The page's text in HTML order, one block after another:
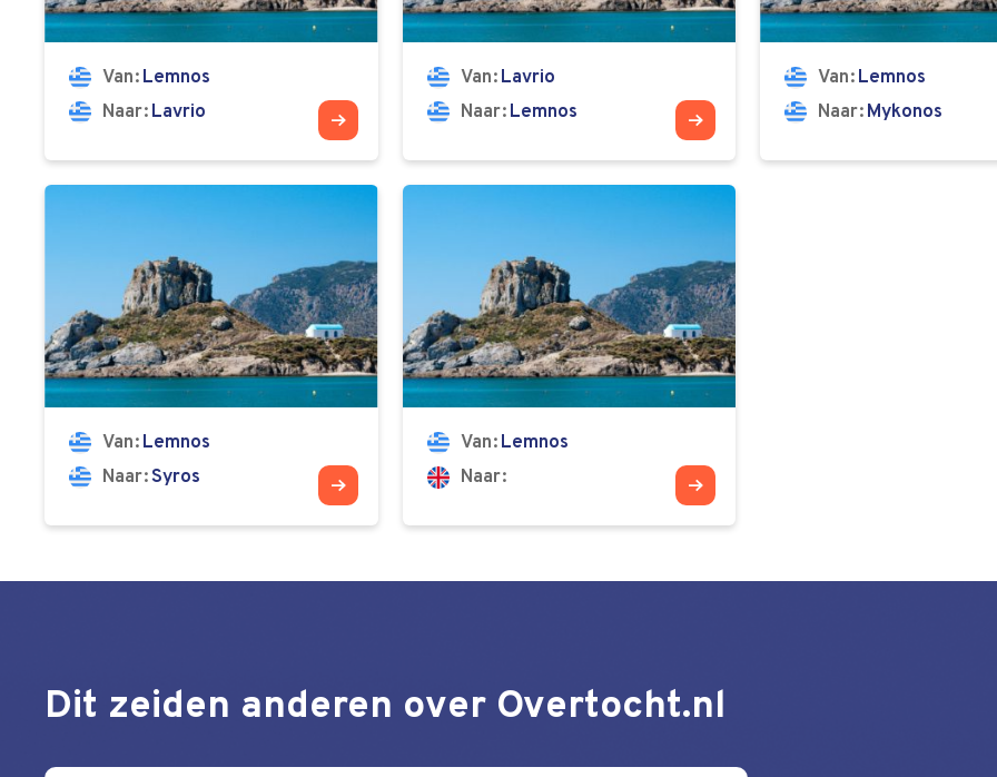
Van
Lemnos
Naar
Lavrio
Van
Lavrio
Naar
Lemnos
Van
Lemnos
Naar
Mykonos
Van
Lemnos
Naar Syros
Van
Lemnos
Naar
Dit zeiden anderen over Overtocht.nl